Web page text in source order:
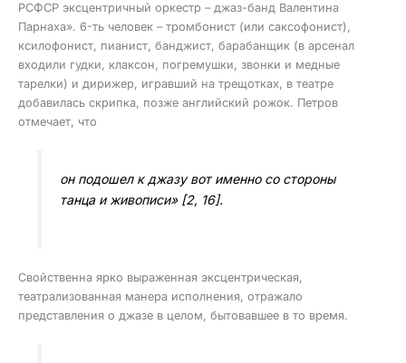
РСФСР эксцентричный оркестр – джаз-банд Валентина
Парнаха». 6-ть человек – тромбонист (или саксофонист),
ксилофонист, пианист, банджист, барабанщик (в арсенал
входили гудки, клаксон, погремушки, звонки и медные
тарелки) и дирижер, игравший на трещотках, в театре
добавилась скрипка, позже английский рожок. Петров
отмечает, что
он подошел к джазу вот именно со стороны
танца и живописи» [2, 16].
Свойственна ярко выраженная эксцентрическая,
театрализованная манера исполнения, отражало
представления о джазе в целом, бытовавшее в то время.